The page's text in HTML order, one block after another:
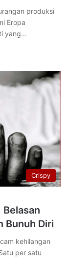
produksi
Eropa
yang…
Crispy
Bunuh Diri
kehilangan
per satu